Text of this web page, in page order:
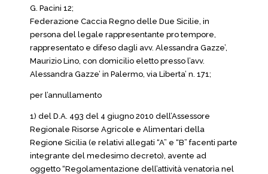
G. Pacini 12;
Federazione Caccia Regno delle Due Sicilie, in
persona del legale rappresentante pro tempore,
rappresentato e difeso dagli avv. Alessandra Gazze’,
Maurizio Lino, con domicilio eletto presso l’avv.
Alessandra Gazze’ in Palermo, via Liberta’ n. 171;
per l’annullamento
1) del D.A. 493 del 4 giugno 2010 dell’Assessore
Regionale Risorse Agricole e Alimentari della
Regione Sicilia (e relativi allegati “A” e “B” facenti parte
integrante del medesimo decreto), avente ad
oggetto “Regolamentazione dell’attività venatorìa nel